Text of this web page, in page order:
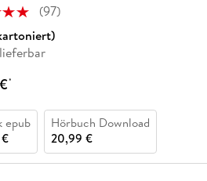
(97)
*
epub
Hörbuch Download
20,99 €